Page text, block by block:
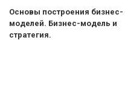
Основы построения бизнес-
моделей. Бизнес-модель и
стратегия.